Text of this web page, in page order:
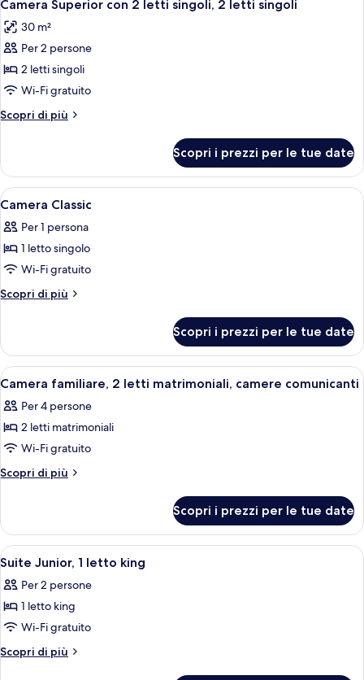
tutte
le
foto
per
Camera
Superior
con
letti
singoli,
2
letti
singoli
Camera Superior con 2 letti singoli, 2 letti singoli
30 m²
Per 2 persone
2 letti singoli
Wi-Fi gratuito
Scopri di più
Altri
Superior
con
2
singoli,
2
singoli
Scopri i prezzi per le tue date
Apri
tutte
le
foto
per
Camera
Camera d'albergo con TV a
6
Camera Classic
Per 1 persona
1 letto singolo
Wi-Fi gratuito
Scopri di più
Altri
Classic
Scopri i prezzi per le tue date
Apri
tutte
le
foto
per
Camera
letti
matrimoniali,
camere
comunicanti
Camera familiare, 2 letti
6
Camera familiare, 2 letti matrimoniali, camere comunicanti
Per 4 persone
2 letti matrimoniali
Wi-Fi gratuito
Scopri di più
Altri
familiare,
letti
camere
comunicanti
Scopri i prezzi per le tue date
Apri
tutte
le
foto
per
Suite
Camera d'albergo con un letto, una
5
Suite Junior, 1 letto king
Per 2 persone
1 letto king
Wi-Fi gratuito
Scopri di più
Altri